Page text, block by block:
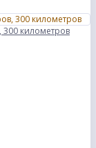
300 километров